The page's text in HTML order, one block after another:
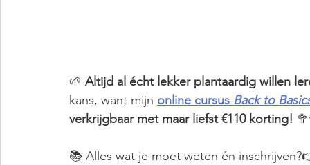
🌱 Altijd al écht lekker plantaardig willen
kans, want mijn online cursus Back to
verkrijgbaar met maar liefst €110 korting!
📚 Alles wat je moet weten én